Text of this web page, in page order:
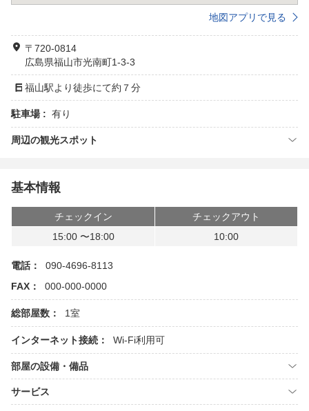
地図アプリで見る
〒720-0814
広島県福山市光南町1-3-3
福山駅より徒歩にて約７分
駐車場 : 有り
周辺の観光スポット
基本情報
チェックイン
チェックアウト
15:00 〜18:00
10:00
電話：
090-4696-8113
FAX：
000-000-0000
総部屋数： 1室
インターネット接続： Wi-Fi利用可
部屋の設備・備品
サービス